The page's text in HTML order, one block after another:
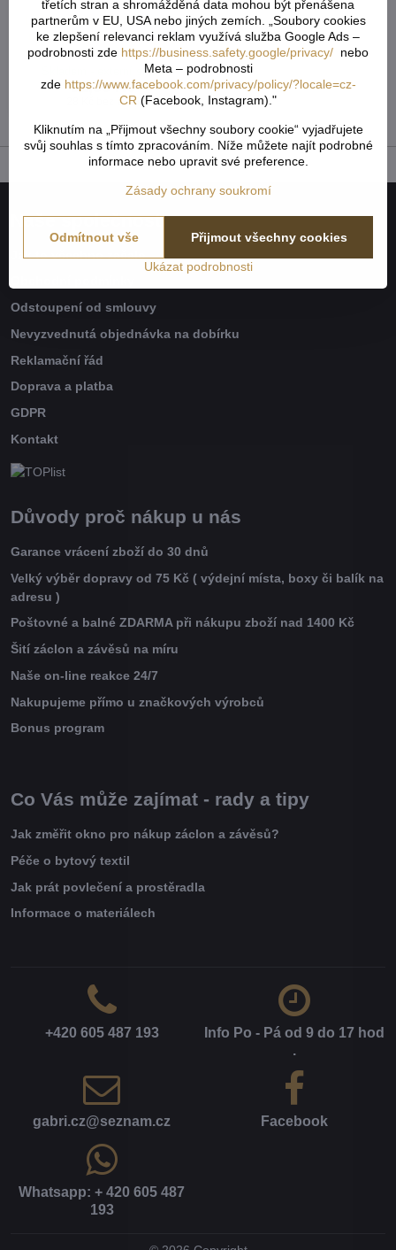
LOW CARB tyčinka kokos
malina 40g Topnatur bez
lepku 1428
Skladem - externí sklad
31,36 Kč
bez DPH
Naše společnost
Jak to všechno začalo
Odstoupení od smlouvy
Nevyzvednutá objednávka na dobírku
Reklamační řád
Doprava a platba
GDPR
Kontakt
Důvody proč nákup u nás
Garance vrácení zboží do 30 dnů
Velký výběr dopravy od 75 Kč ( výdejní místa, boxy či balík na
adresu )
Poštovné a balné ZDARMA při nákupu zboží nad 1400 Kč
Šití záclon a závěsů na míru
Naše on-line reakce 24/7
Nakupujeme přímo u značkových výrobců
Bonus program
Co Vás může zajímat - rady a tipy
Jak změřit okno pro nákup záclon a závěsů?
Péče o bytový textil
Jak prát povlečení a prostěradla
Informace o materiálech
+420 605 487 193
Info Po - Pá od 9 do 17 hod​
.
gabri​.cz​@seznam​.cz Facebook
Whatsapp: + 420 605 487
193
třetích stran a shromážděná data mohou být přenášena
partnerům v EU, USA nebo jiných zemích. „Soubory cookies
ke zlepšení relevanci reklam využívá služba Google Ads –
podrobnosti zde https://business.safety.google/privacy/ nebo
Meta – podrobnosti
zde https://www.facebook.com/privacy/policy/?locale=cz-
CR (Facebook, Instagram)."
Kliknutím na „Přijmout všechny soubory cookie“ vyjadřujete
svůj souhlas s tímto zpracováním. Níže můžete najít podrobné
informace nebo upravit své preference.
Zásady ochrany soukromí
Ukázat podrobnosti
Přijmout všechny cookies
Odmítnout vše